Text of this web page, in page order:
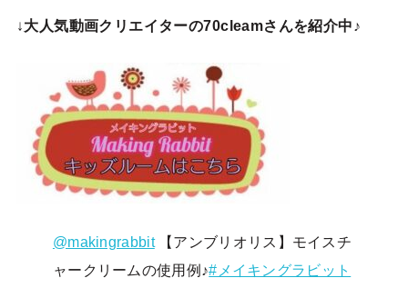
↓大人気動画クリエイターの70cleamさんを紹介中♪
@makingrabbit【アンブリオリス】モイスチ
ャークリームの使用例♪#メイキングラビット